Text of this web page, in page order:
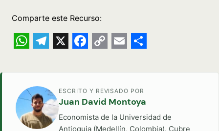
Comparte este Recurso:
ESCRITO Y REVISADO POR
Juan David Montoya
Economista de la Universidad de
Antioquia (Medellín, Colombia). Cubre